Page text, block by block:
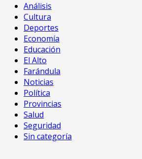
Análisis
Cultura
Deportes
Economía
Educación
El Alto
Farándula
Noticias
Política
Provincias
Salud
Seguridad
Sin categoría